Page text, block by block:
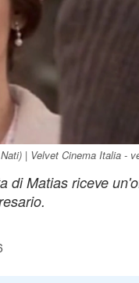
| Velvet Cinema Italia -
di Matias riceve